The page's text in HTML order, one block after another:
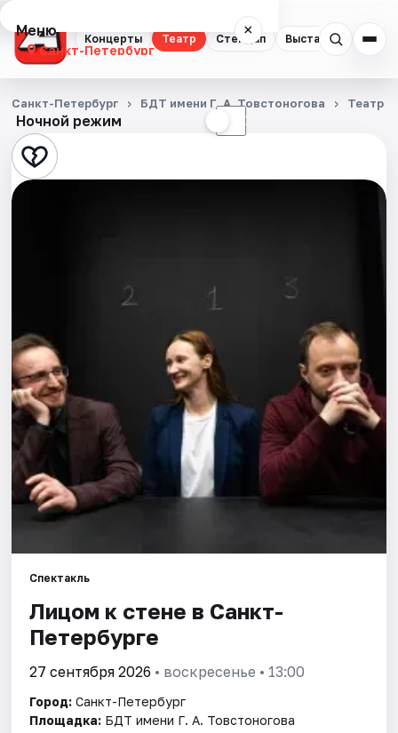
Концерты Театр Стендап Выставки
Меню ×
Санкт-Петербург
Концерты
Театр
Стендап
Спорт
События
Города
Площадки
Артисты
Ночной режим ☾
Санкт-Петербург БДТ имени Г. А. Товстоногова Театр
Спектакль
Лицом к стене в Санкт-
Петербурге
27 сентября 2026 • воскресенье • 13:00
Город: Санкт-Петербург
Площадка: БДТ имени Г. А. Товстоногова